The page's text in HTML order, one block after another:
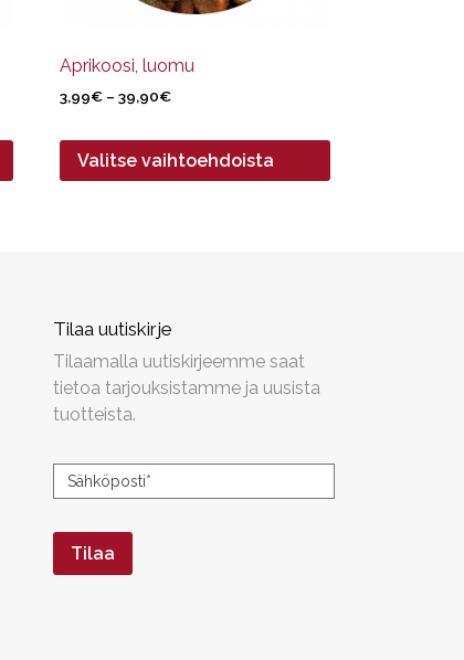
Aprikoosi, luomu
3,99€ – 39,90€Hintaluokka:
-
39,90€
Valitse vaihtoehdoista
Tilaa uutiskirje
Tilaamalla uutiskirjeemme saat
tietoa tarjouksistamme ja uusista
tuotteista.
Uutiskirjeen
tilaus
Sähköposti*
Tilaa